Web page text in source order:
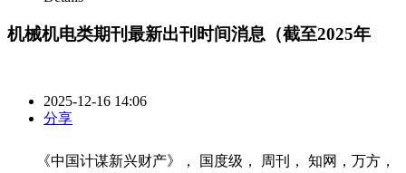
机械机电类期刊最新出刊时间消息（截至2025年
2025-12-16 14:06
分享
《中国计谋新兴财产》， 国度级， 周刊， 知网，万方，